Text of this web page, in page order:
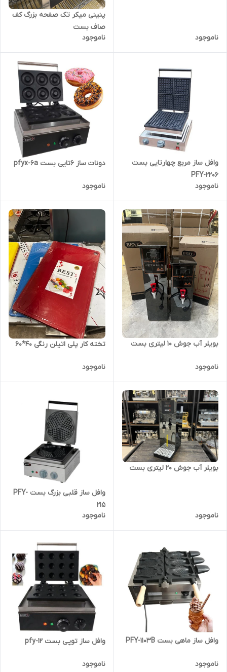
ناموجود
پنینی میکر تک صفحه بزرگ کف
صاف بست
ناموجود
وافل ساز مربع چهارتایی بست
PFY-2206
ناموجود
دونات ساز 6تایی بست pfyx-6a
ناموجود
بویلر آب جوش ۱۰ لیتری بست
ناموجود
تخته کار پلی اتیلن رنگی ۴۰*۶۰
ناموجود
‌بویلر آب جوش ۲۰ لیتری بست
ناموجود
وافل ساز قلبی بزرگ بست PFY-
215
ناموجود
وافل ساز ماهی بست PFY-1103B
ناموجود
وافل ساز توپی بست pfy-12
ناموجود